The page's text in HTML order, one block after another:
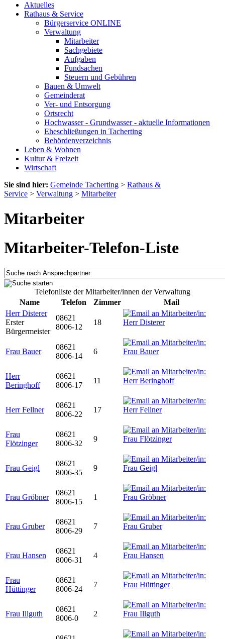
Aktuelles
Rathaus & Service
Bürgerservice ONLINE
Verwaltung
Mitarbeiter
Sachgebiete
Aufgaben
Fundsachen
Steuern und Gebühren
Bauen & Umwelt
Gemeinderat
Ver- und Entsorgung
Ortsrecht
Hochwasser - Grundwasser - aktuelle Informationen
Eheschließungen in Tacherting
Behördenverzeichnis
Leben & Wohnen
Kultur & Freizeit
Wirtschaft
Sie sind hier: Gemeinde Tacherting > Rathaus &
Service > Verwaltung > Mitarbeiter
Mitarbeiter
Mitarbeiter-Telefon-Liste
Telefonliste der Mitarbeiter/innen der Verwaltung
Name
Telefon Zimmer
Mail
Herr Disterer
Erster
Bürgermeister
08621
8006-12
18
Frau Bauer
08621
8006-14
6
Herr
Beringhoff
08621
8006-17
11
Herr Fellner
08621
8006-22
17
Frau
Flötzinger
08621
8006-32
9
Frau Geigl
08621
8006-35
9
Frau Gröbner
08621
8006-15
1
Frau Gruber
08621
8006-29
7
Frau Hansen
08621
8006-31
4
Frau
Hüttinger
08621
8006-24
7
Frau Illguth
08621
8006-0
2